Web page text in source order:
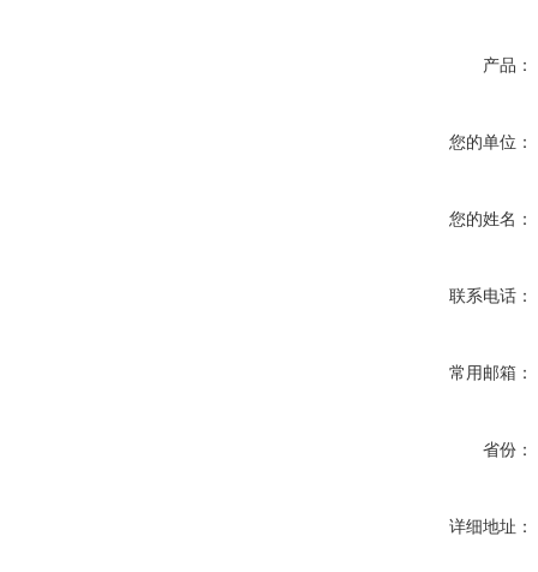
产品：
您的单位：
您的姓名：
联系电话：
常用邮箱：
省份：
详细地址：